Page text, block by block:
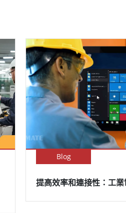
Blog
提高效率和連接性：工